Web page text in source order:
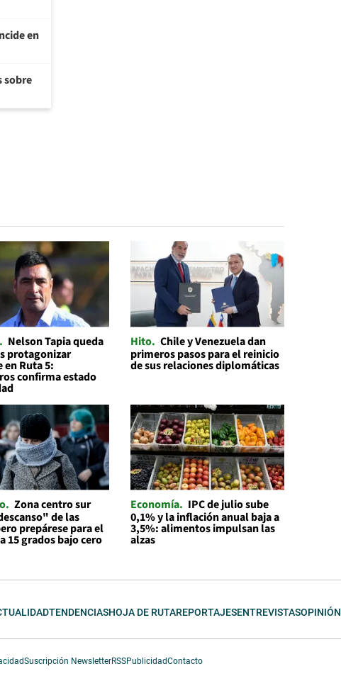
en
sobre
Nelson Tapia queda
protagonizar
en Ruta 5:
confirma estado
Hito Chile y Venezuela dan
primeros pasos para el reinicio
de sus relaciones diplomáticas
Zona centro sur
de las
prepárese para el
15 grados bajo cero
Economía IPC de julio sube
0,1% y la inflación anual baja a
3,5%: alimentos impulsan las
alzas
TENDENCIASHOJA DE RUTAREPORTAJESENTREVISTASOPINIÓN
Suscripción NewsletterRSSPublicidadContacto